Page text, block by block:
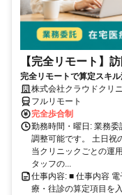
【完全リモート】
完全リモートで算定スキ
完全リモート｜在宅医療
株式会社クラウドクリ
フルリモート
完全歩合制
勤務時間・曜日: 業務
調整可能です。 土日祝
当クリニックごとの運
タッフの...
仕事内容: ■ 仕事内容
療・往診の算定項目を